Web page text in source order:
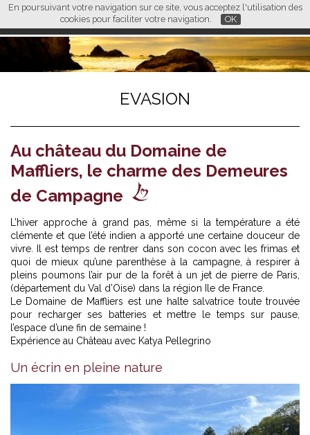
En poursuivant votre navigation sur ce site, vous acceptez l'utilisation des
cookies pour faciliter votre navigation.
OK
FR EN CN
L M
EVASION
Au château du Domaine de
Maffliers, le charme des Demeures
de Campagne
L’hiver approche à grand pas, même si la température a été
clémente et que l’été indien a apporté une certaine douceur de
vivre. Il est temps de rentrer dans son cocon avec les frimas et
quoi de mieux qu’une parenthèse à la campagne, à respirer à
pleins poumons l’air pur de la forêt à un jet de pierre de Paris,
(département du Val d’Oise) dans la région Ile de France.
Le Domaine de Maffliers est une halte salvatrice toute trouvée
pour recharger ses batteries et mettre le temps sur pause,
l’espace d’une fin de semaine !
Expérience au Château avec Katya Pellegrino
Un écrin en pleine nature